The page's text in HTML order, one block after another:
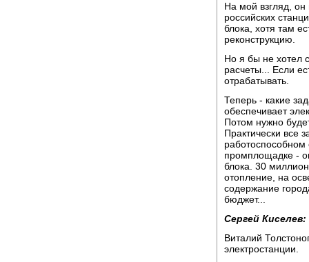
На мой взгляд,
российских
блока, хотя там
реконструкцию.
Но я бы не хотел
расчеты... Если
отрабатывать.
Теперь - какие
обеспечивает
Потом нужно
Практически все
работоспособном
промплощадке -
блока. 30
отопление, на
содержание
бюджет...
Сергей Киселев:
Виталий
электростанции.